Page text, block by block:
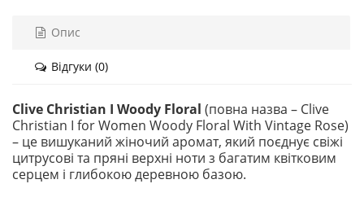
Опис
Відгуки (0)
Clive Christian I Woody Floral (повна назва – Clive
Christian I for Women Woody Floral With Vintage Rose)
– це вишуканий жіночий аромат, який поєднує свіжі
цитрусові та пряні верхні ноти з багатим квітковим
серцем і глибокою деревною базою.